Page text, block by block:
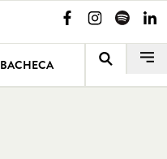
BACHECA